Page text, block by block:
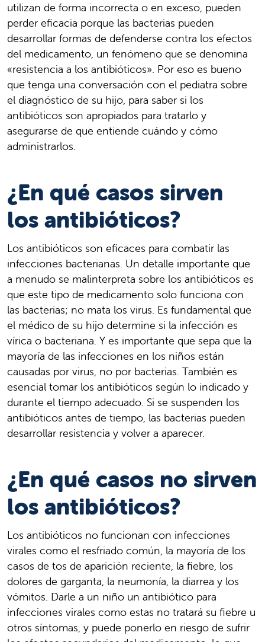
utilizan de forma incorrecta o en exceso, pueden
perder eficacia porque las bacterias pueden
desarrollar formas de defenderse contra los efectos
del medicamento, un fenómeno que se denomina
«resistencia a los antibióticos». Por eso es bueno
que tenga una conversación con el pediatra sobre
el diagnóstico de su hijo, para saber si los
antibióticos son apropiados para tratarlo y
asegurarse de que entiende cuándo y cómo
administrarlos.
¿En qué casos sirven
los antibióticos?
Los antibióticos son eficaces para combatir las
infecciones bacterianas. Un detalle importante que
a menudo se malinterpreta sobre los antibióticos es
que este tipo de medicamento solo funciona con
las bacterias; no mata los virus. Es fundamental que
el médico de su hijo determine si la infección es
vírica o bacteriana. Y es importante que sepa que la
mayoría de las infecciones en los niños están
causadas por virus, no por bacterias. También es
esencial tomar los antibióticos según lo indicado y
durante el tiempo adecuado. Si se suspenden los
antibióticos antes de tiempo, las bacterias pueden
desarrollar resistencia y volver a aparecer.
¿En qué casos no sirven
los antibióticos?
Los antibióticos no funcionan con infecciones
virales como el resfriado común, la mayoría de los
casos de tos de aparición reciente, la fiebre, los
dolores de garganta, la neumonía, la diarrea y los
vómitos. Darle a un niño un antibiótico para
infecciones virales como estas no tratará su fiebre u
otros síntomas, y puede ponerlo en riesgo de sufrir